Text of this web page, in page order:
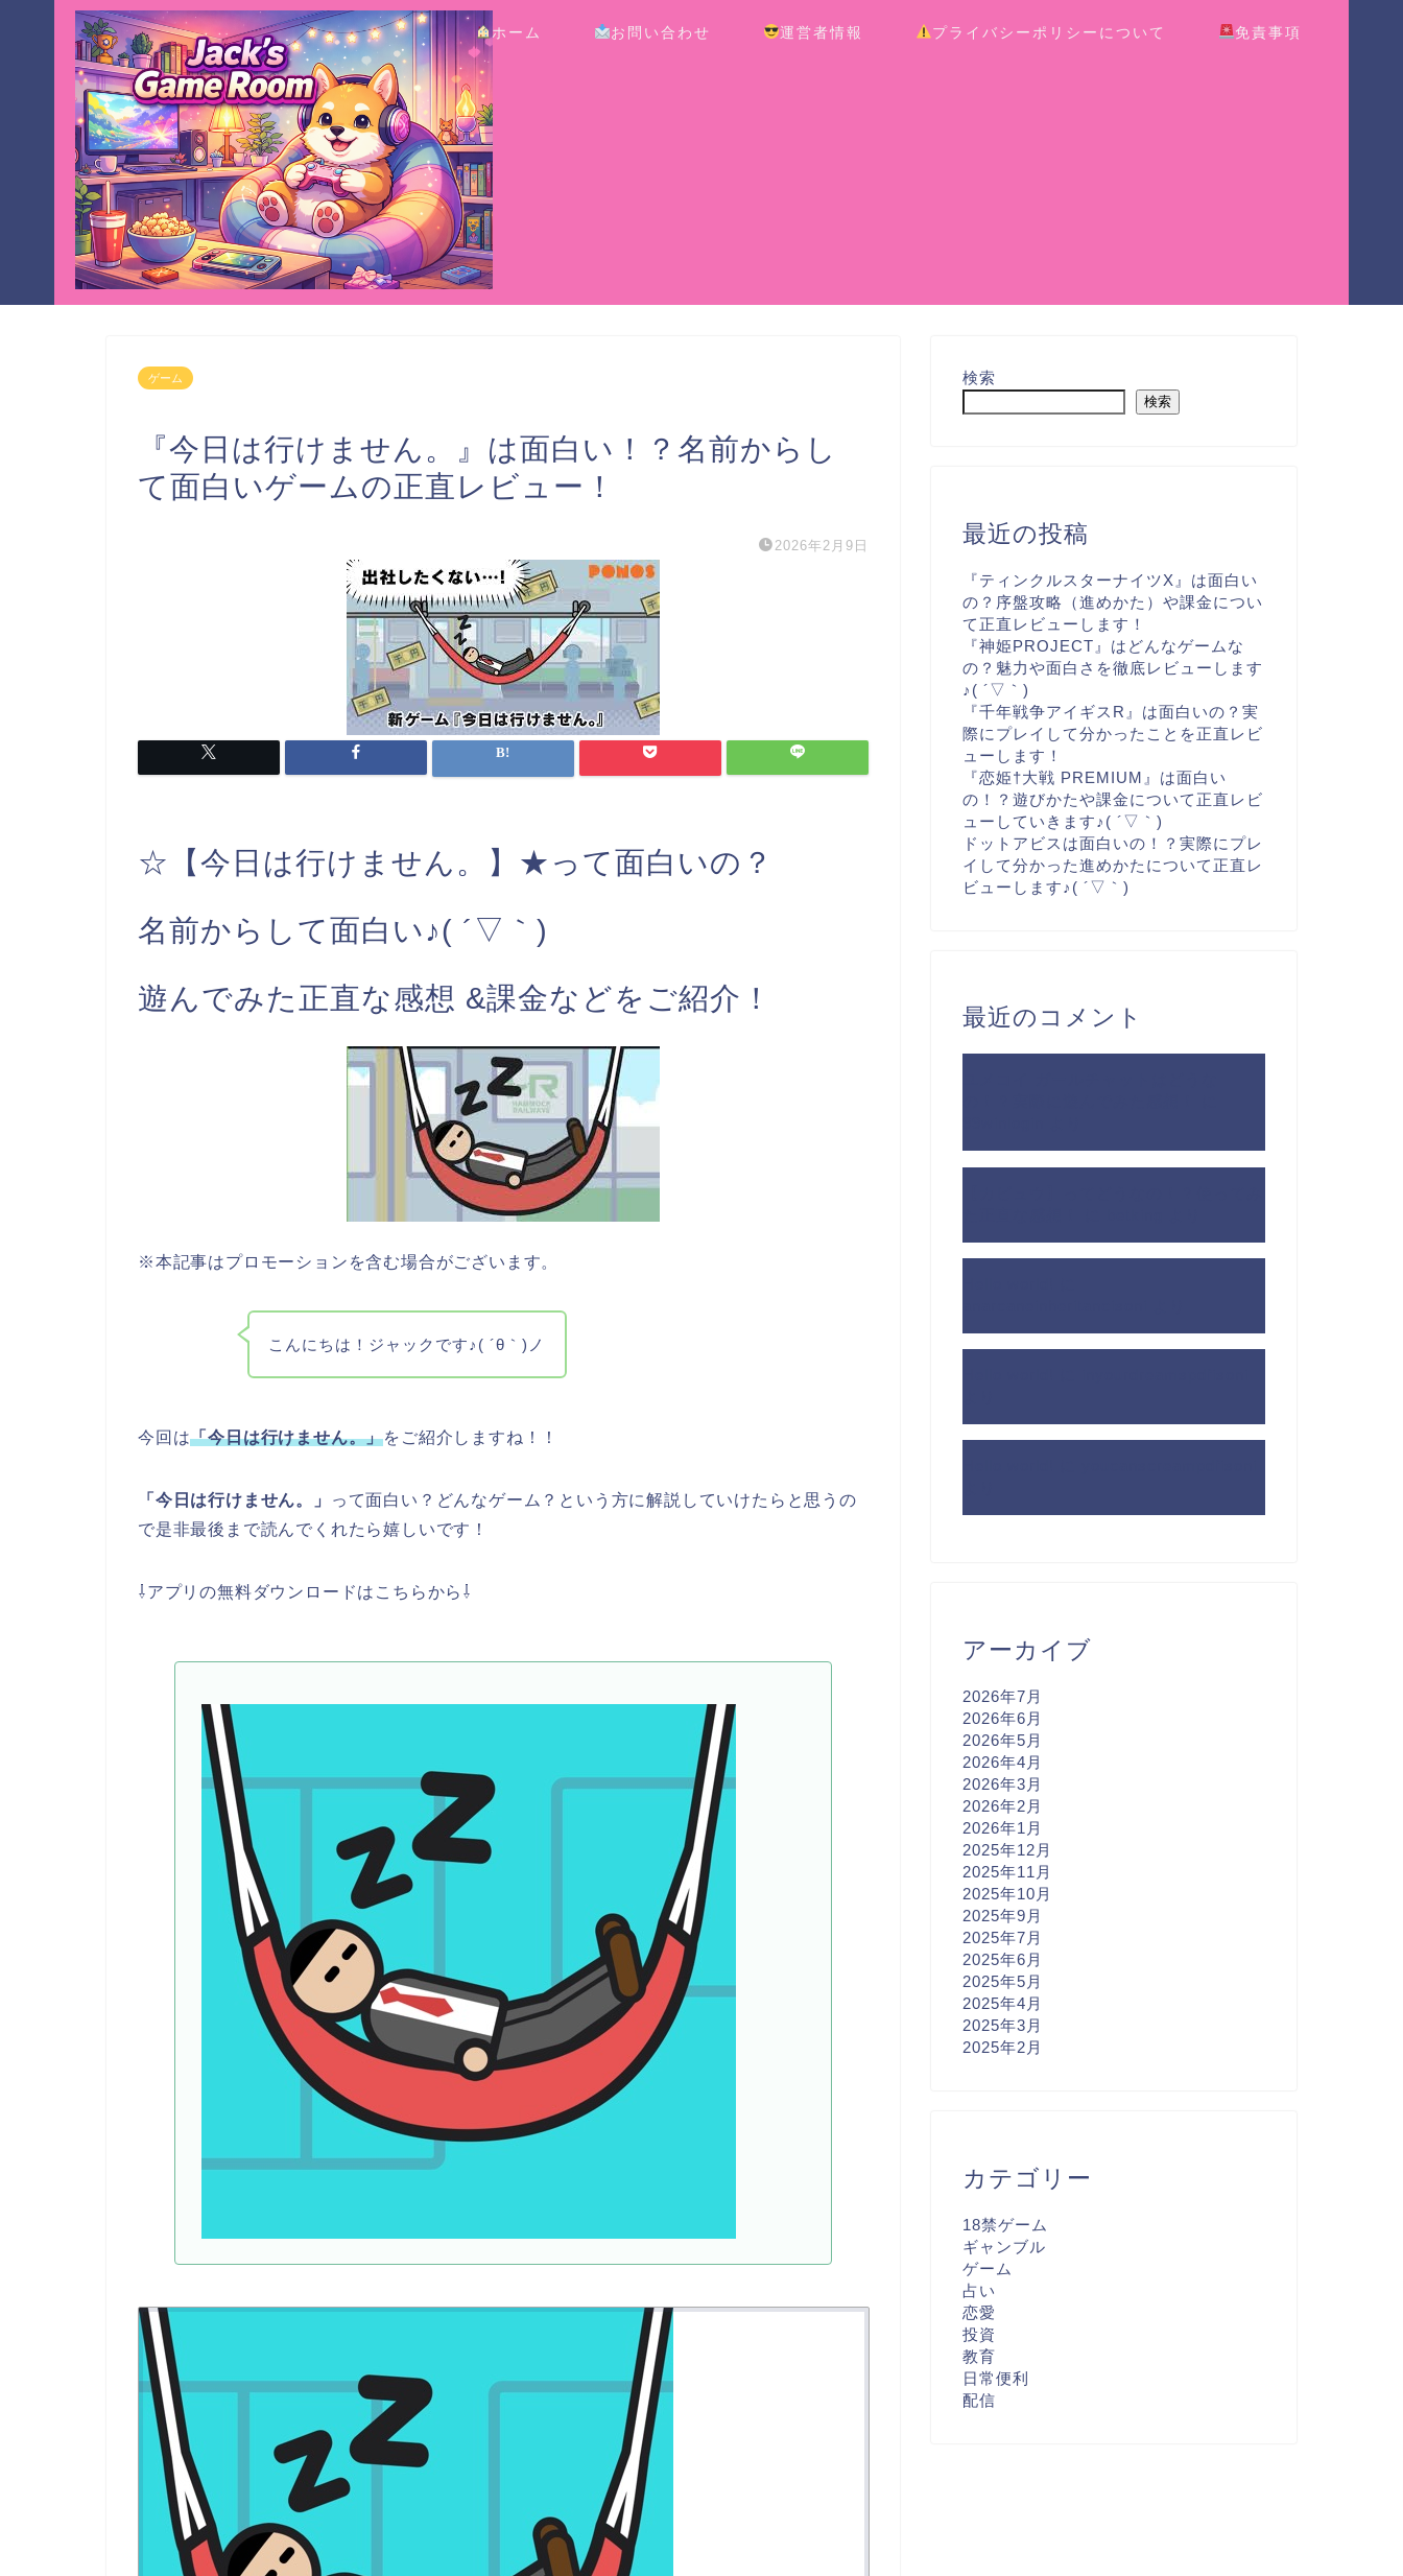
ホーム お問い合わせ 運営者情報 プライバシーポリシーについて 免責事項
ゲーム
『今日は行けません。』は面白い！？名前からし
て面白いゲームの正直レビュー！
2026年2月9日
☆【今日は行けません。】★って面白いの？
名前からして面白い♪( ´▽｀)
遊んでみた正直な感想 &課金などをご紹介！
※本記事はプロモーションを含む場合がございます。
こんにちは！ジャックです♪( ´θ｀)ノ
今回は「今日は行けません。」をご紹介しますね！！
「今日は行けません。」
って面白い？どんなゲーム？という方に解説していけたらと思うの
で是非最後まで読んでくれたら嬉しいです！
⇩アプリの無料ダウンロードはこちらから⇩
検索
検索
最近の投稿
『ティンクルスターナイツX』は面白い
の？序盤攻略（進めかた）や課金につい
て正直レビューします！
『神姫PROJECT』はどんなゲームな
の？魅力や面白さを徹底レビューします
♪( ´▽｀)
『千年戦争アイギスR』は面白いの？実
際にプレイして分かったことを正直レビ
ューします！
『恋姫†大戦 PREMIUM』は面白い
の！？遊びかたや課金について正直レビ
ューしていきます♪( ´▽｀)
ドットアビスは面白いの！？実際にプレ
イして分かった進めかたについて正直レ
ビューします♪( ´▽｀)
最近のコメント
アーカイブ
2026年7月
2026年6月
2026年5月
2026年4月
2026年3月
2026年2月
2026年1月
2025年12月
2025年11月
2025年10月
2025年9月
2025年7月
2025年6月
2025年5月
2025年4月
2025年3月
2025年2月
カテゴリー
18禁ゲーム
ギャンブル
ゲーム
占い
恋愛
投資
教育
日常便利
配信